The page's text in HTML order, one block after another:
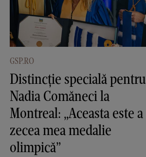
GSP.RO
Distincție specială pentru
Nadia Comăneci la
Montreal: „Aceasta este a
zecea mea medalie
olimpică”